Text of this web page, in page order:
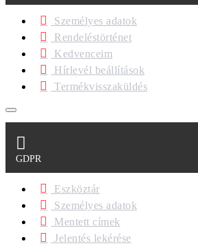
Személyes adatok
Rendeléstörténet
Kedvenceim
Hírlevél beállítások
Termékvisszaküldés
GDPR
Eszköztár
Személyes adatok
Mentett címek
Jelentés lekérése